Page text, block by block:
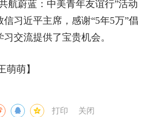
航蔚蓝：中美青年友谊行”活动
习近平主席，感谢“5年5万”倡
交流提供了宝贵机会。
萌萌】
打印 关闭